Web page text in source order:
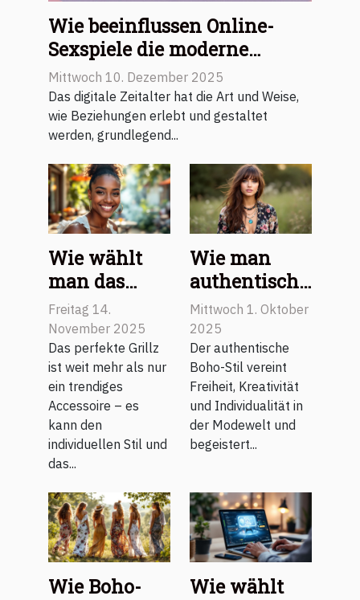
Wie beeinflussen Online-
Sexspiele die moderne
Beziehungsdynamik?
Mittwoch 10. Dezember 2025
Das digitale Zeitalter hat die Art und Weise,
wie Beziehungen erlebt und gestaltet
werden, grundlegend...
Wie wählt
man das
perfekte
Grillz für Ihr
Lächeln aus?
Freitag 14.
November 2025
Das perfekte Grillz
ist weit mehr als nur
ein trendiges
Accessoire – es
kann den
individuellen Stil und
das...
Wie man
authentische
Boho-Stile
für jede
Jahreszeit
stylt
Mittwoch 1. Oktober
2025
Der authentische
Boho-Stil vereint
Freiheit, Kreativität
und Individualität in
der Modewelt und
begeistert...
Wie Boho-
Wie wählt